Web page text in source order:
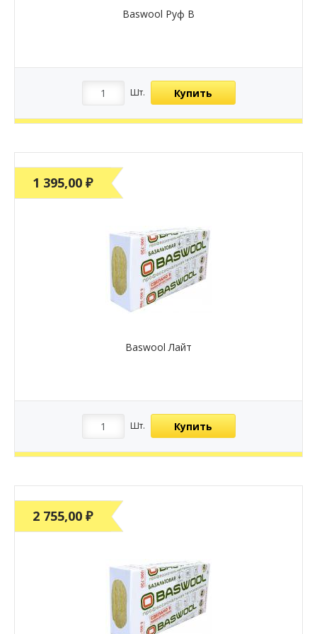
Baswool Руф В
Шт. Купить
1 395,00 ₽
Baswool Лайт
Шт. Купить
2 755,00 ₽